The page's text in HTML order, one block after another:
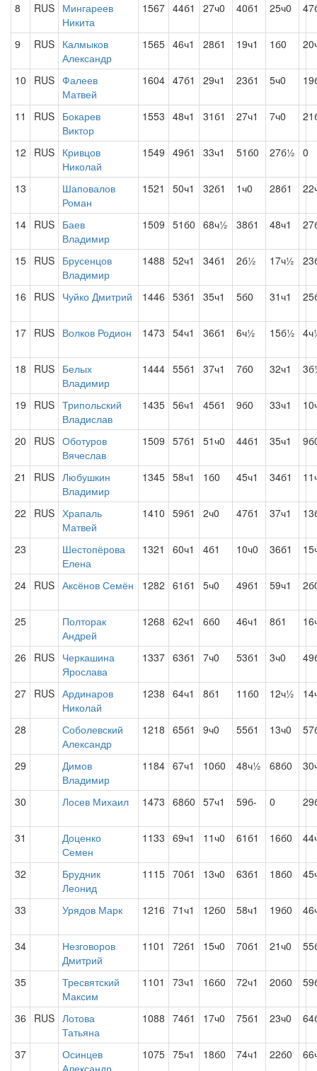
8 RUS Мингареев
Никита
1567 44б1 27ч0 40б1 25ч0
9 RUS Калмыков
Александр
1565 46ч1 28б1 19ч1 1б0
10 RUS Фалеев
Матвей
1604 47б1 29ч1 23б1 5ч0
11 RUS Бокарев
Виктор
1553 48ч1 31б1 27ч1 7ч0
12 RUS Кривцов
Николай
1549 49б1 33ч1 51б0 27б½ 0
13
Шаповалов
Роман
1521 50ч1 32б1 1ч0 28б1
14 RUS Баев
Владимир
1509 51б0 68ч½ 38б1 48ч1
15 RUS Брусенцов
Владимир
1488 52ч1 34б1 2б½ 17ч½
16 RUS Чуйко Дмитрий 1446 53б1 35ч1 5б0 31ч1
17 RUS Волков Родион 1473 54ч1 36б1 6ч½ 15б½
18 RUS Белых
Владимир
1444 55б1 37ч1 7б0 32ч1
19 RUS Трипольский
Владислав
1435 56ч1 45б1 9б0 33ч1
20 RUS Оботуров
Вячеслав
1509 57б1 51ч0 44б1 35ч1
21 RUS Любушкин
Владимир
1345 58ч1 1б0 45ч1 34б1
22 RUS Храпаль
Матвей
1410 59б1 2ч0 47б1 37ч1
23
Шестопёрова
Елена
1321 60ч1 4б1 10ч0 36б1
24 RUS Аксёнов Семён 1282 61б1 5ч0 49б1 59ч1
25
Полторак
Андрей
1268 62ч1 6б0 46ч1 8б1
26 RUS Черкашина
Ярослава
1337 63б1 7ч0 53б1 3ч0
27 RUS Ардинаров
Николай
1238 64ч1 8б1 11б0 12ч½
28
Соболевский
Александр
1218 65б1 9ч0 55б1 13ч0
29
Димов
Владимир
1184 67ч1 10б0 48ч½ 68б0
30 Лосев Михаил 1473 68б0 57ч1 59б- 0
31
Доценко
Семен
1133 69ч1 11ч0 61б1 16б0
32
Брудник
Леонид
1115 70б1 13ч0 63б1 18б0
33 Урядов Марк 1216 71ч1 12б0 58ч1 19б0
34
Незговоров
Дмитрий
1101 72б1 15ч0 70б1 21ч0
35
Тресвятский
Максим
1101 73ч1 16б0 72ч1 20б0
36 RUS Лотова
Татьяна
1088 74б1 17ч0 75б1 23ч0
37
Осинцев
Александр
1075 75ч1 18б0 74ч1 22б0